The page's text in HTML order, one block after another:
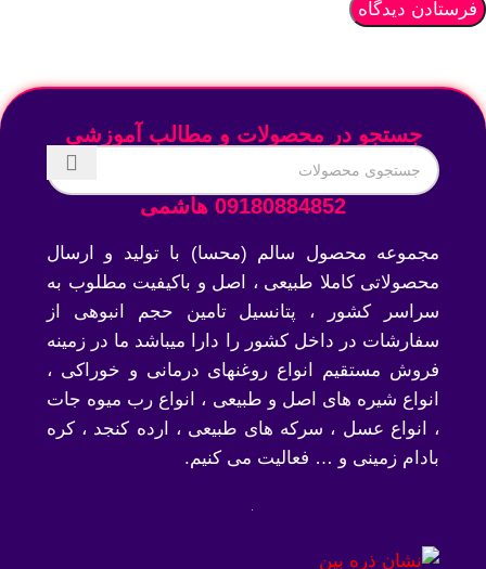
جستجو در محصولات و مطالب آموزشی
09180884852 هاشمی
مجموعه محصول سالم (محسا) با تولید و ارسال
محصولاتی کاملا طبیعی ، اصل و باکیفیت مطلوب به
سراسر کشور ، پتانسیل تامین حجم انبوهی از
سفارشات در داخل کشور را دارا میباشد ما در زمینه
فروش مستقیم انواع روغنهای درمانی و خوراکی ،
انواع شیره های اصل و طبیعی ، انواع رب میوه جات
، انواع عسل ، سرکه های طبیعی ، ارده کنجد ، کره
بادام زمینی و … فعالیت می کنیم.